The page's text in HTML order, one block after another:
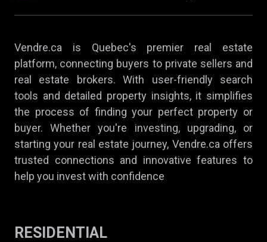
Vendre.ca is Quebec's premier real estate
platform, connecting buyers to private sellers and
real estate brokers. With user-friendly search
tools and detailed property insights, it simplifies
the process of finding your perfect property or
buyer. Whether you're investing, upgrading, or
starting your real estate journey, Vendre.ca offers
trusted connections and innovative features to
help you invest with confidence
RESIDENTIAL